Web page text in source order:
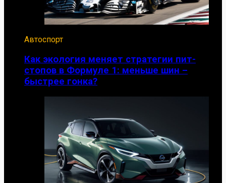
Автоспорт
Как экология меняет стратегии пит-
стопов в Формуле 1: меньше шин –
быстрее гонка?